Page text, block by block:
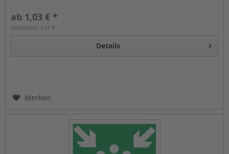
ab 1,03 € *
Nettopreis: 0,87 €
Details
Merken